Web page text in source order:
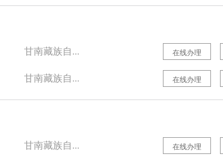
甘南藏族自... 在线办理
甘南藏族自... 在线办理
甘南藏族自... 在线办理